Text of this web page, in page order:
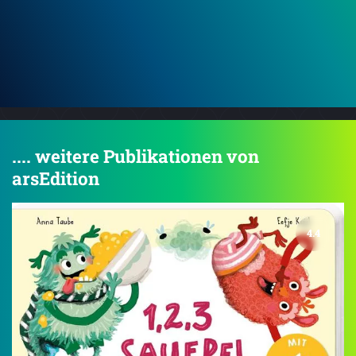
.... weitere Publikationen von
arsEdition
4.4